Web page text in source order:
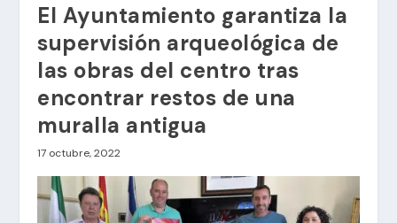
El Ayuntamiento garantiza la
supervisión arqueológica de
las obras del centro tras
encontrar restos de una
muralla antigua
17 octubre, 2022